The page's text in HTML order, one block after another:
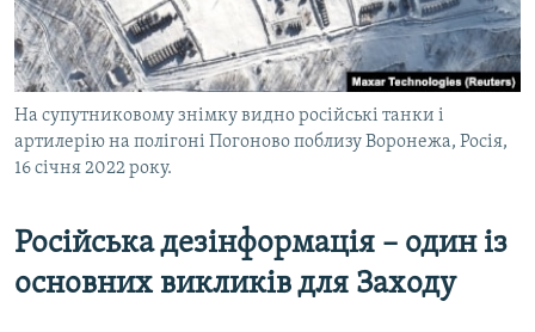
На супутниковому знімку видно російські танки і
артилерію на полігоні Погоново поблизу Воронежа, Росія,
16 січня 2022 року.
Російська дезінформація – один із
основних викликів для Заходу